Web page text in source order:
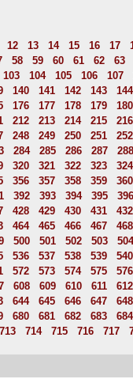
12 13 14 15 16 17
58 59 60 61 62 63
103 104 105 106 107
140 141 142 143 144
176 177 178 179 180
212 213 214 215 216
248 249 250 251 252
284 285 286 287 288
320 321 322 323 324
356 357 358 359 360
392 393 394 395 396
428 429 430 431 432
464 465 466 467 468
500 501 502 503 504
536 537 538 539 540
572 573 574 575 576
608 609 610 611 612
644 645 646 647 648
680 681 682 683 684
713 714 715 716 717